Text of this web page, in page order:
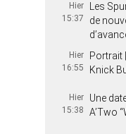
Hier
15:37
Les
de
Hier
16:55
Portrait
Knick
Hier
15:38
Une
A’Two